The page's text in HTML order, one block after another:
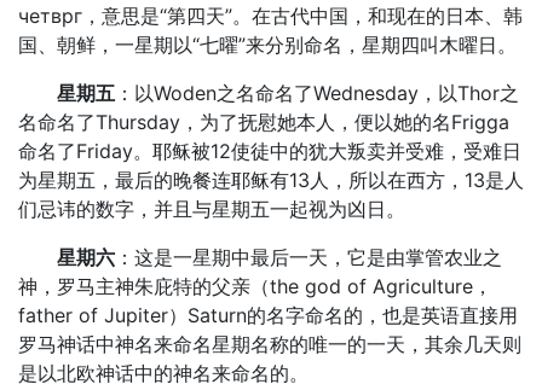
четврг，意思是“第四天”。在古代中国，和现在的日本、韩
国、朝鲜，一星期以“七曜”来分别命名，星期四叫木曜日。
星期五 ：以Woden之名命名了Wednesday，以Thor之
名命名了Thursday，为了抚慰她本人，便以她的名Frigga
命名了Friday。耶稣被12使徒中的犹大叛卖并受难，受难日
为星期五，最后的晚餐连耶稣有13人，所以在西方，13是人
们忌讳的数字，并且与星期五一起视为凶日。
星期六 ：这是一星期中最后一天，它是由掌管农业之
神，罗马主神朱庇特的父亲（the god of Agriculture，
father of Jupiter）Saturn的名字命名的，也是英语直接用
罗马神话中神名来命名星期名称的唯一的一天，其余几天则
是以北欧神话中的神名来命名的。